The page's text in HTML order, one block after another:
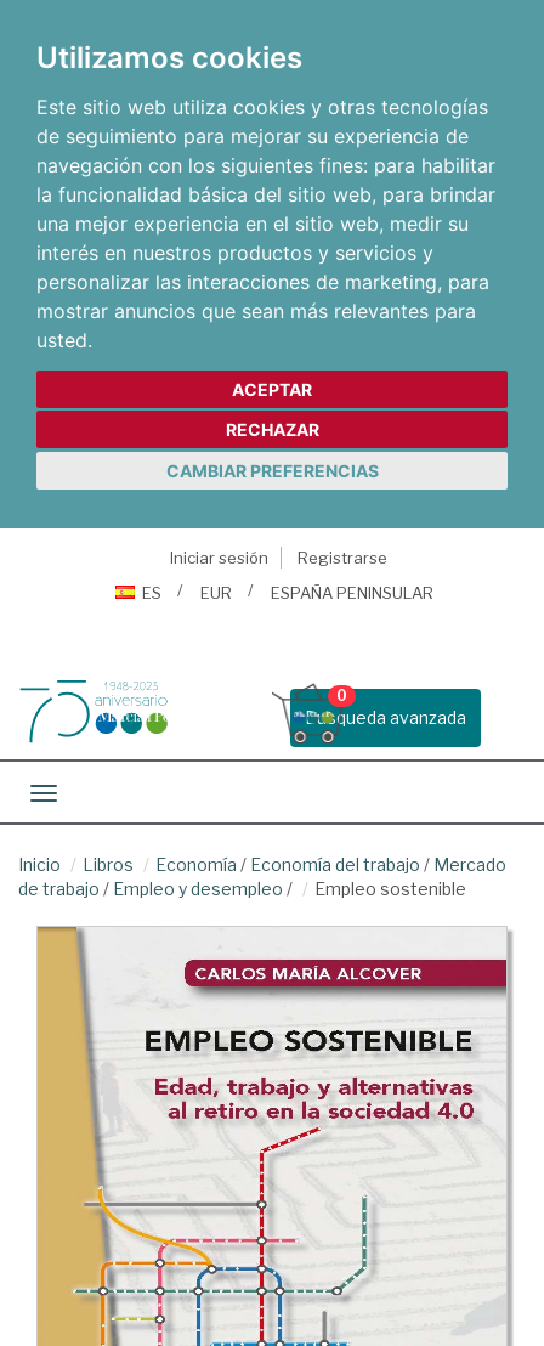
Utilizamos cookies
Este sitio web utiliza cookies y otras tecnologías
de seguimiento para mejorar su experiencia de
navegación con los siguientes fines: para habilitar
la funcionalidad básica del sitio web, para brindar
una mejor experiencia en el sitio web, medir su
interés en nuestros productos y servicios y
personalizar las interacciones de marketing, para
mostrar anuncios que sean más relevantes para
usted.
ACEPTAR
RECHAZAR
CAMBIAR PREFERENCIAS
Iniciar sesión
Registrarse
ES
EUR ESPAÑA PENINSULAR
Busqueda avanzada
0
Toggle navigation
Inicio Libros Economía / Economía del trabajo / Mercado
de trabajo / Empleo y desempleo / Empleo sostenible